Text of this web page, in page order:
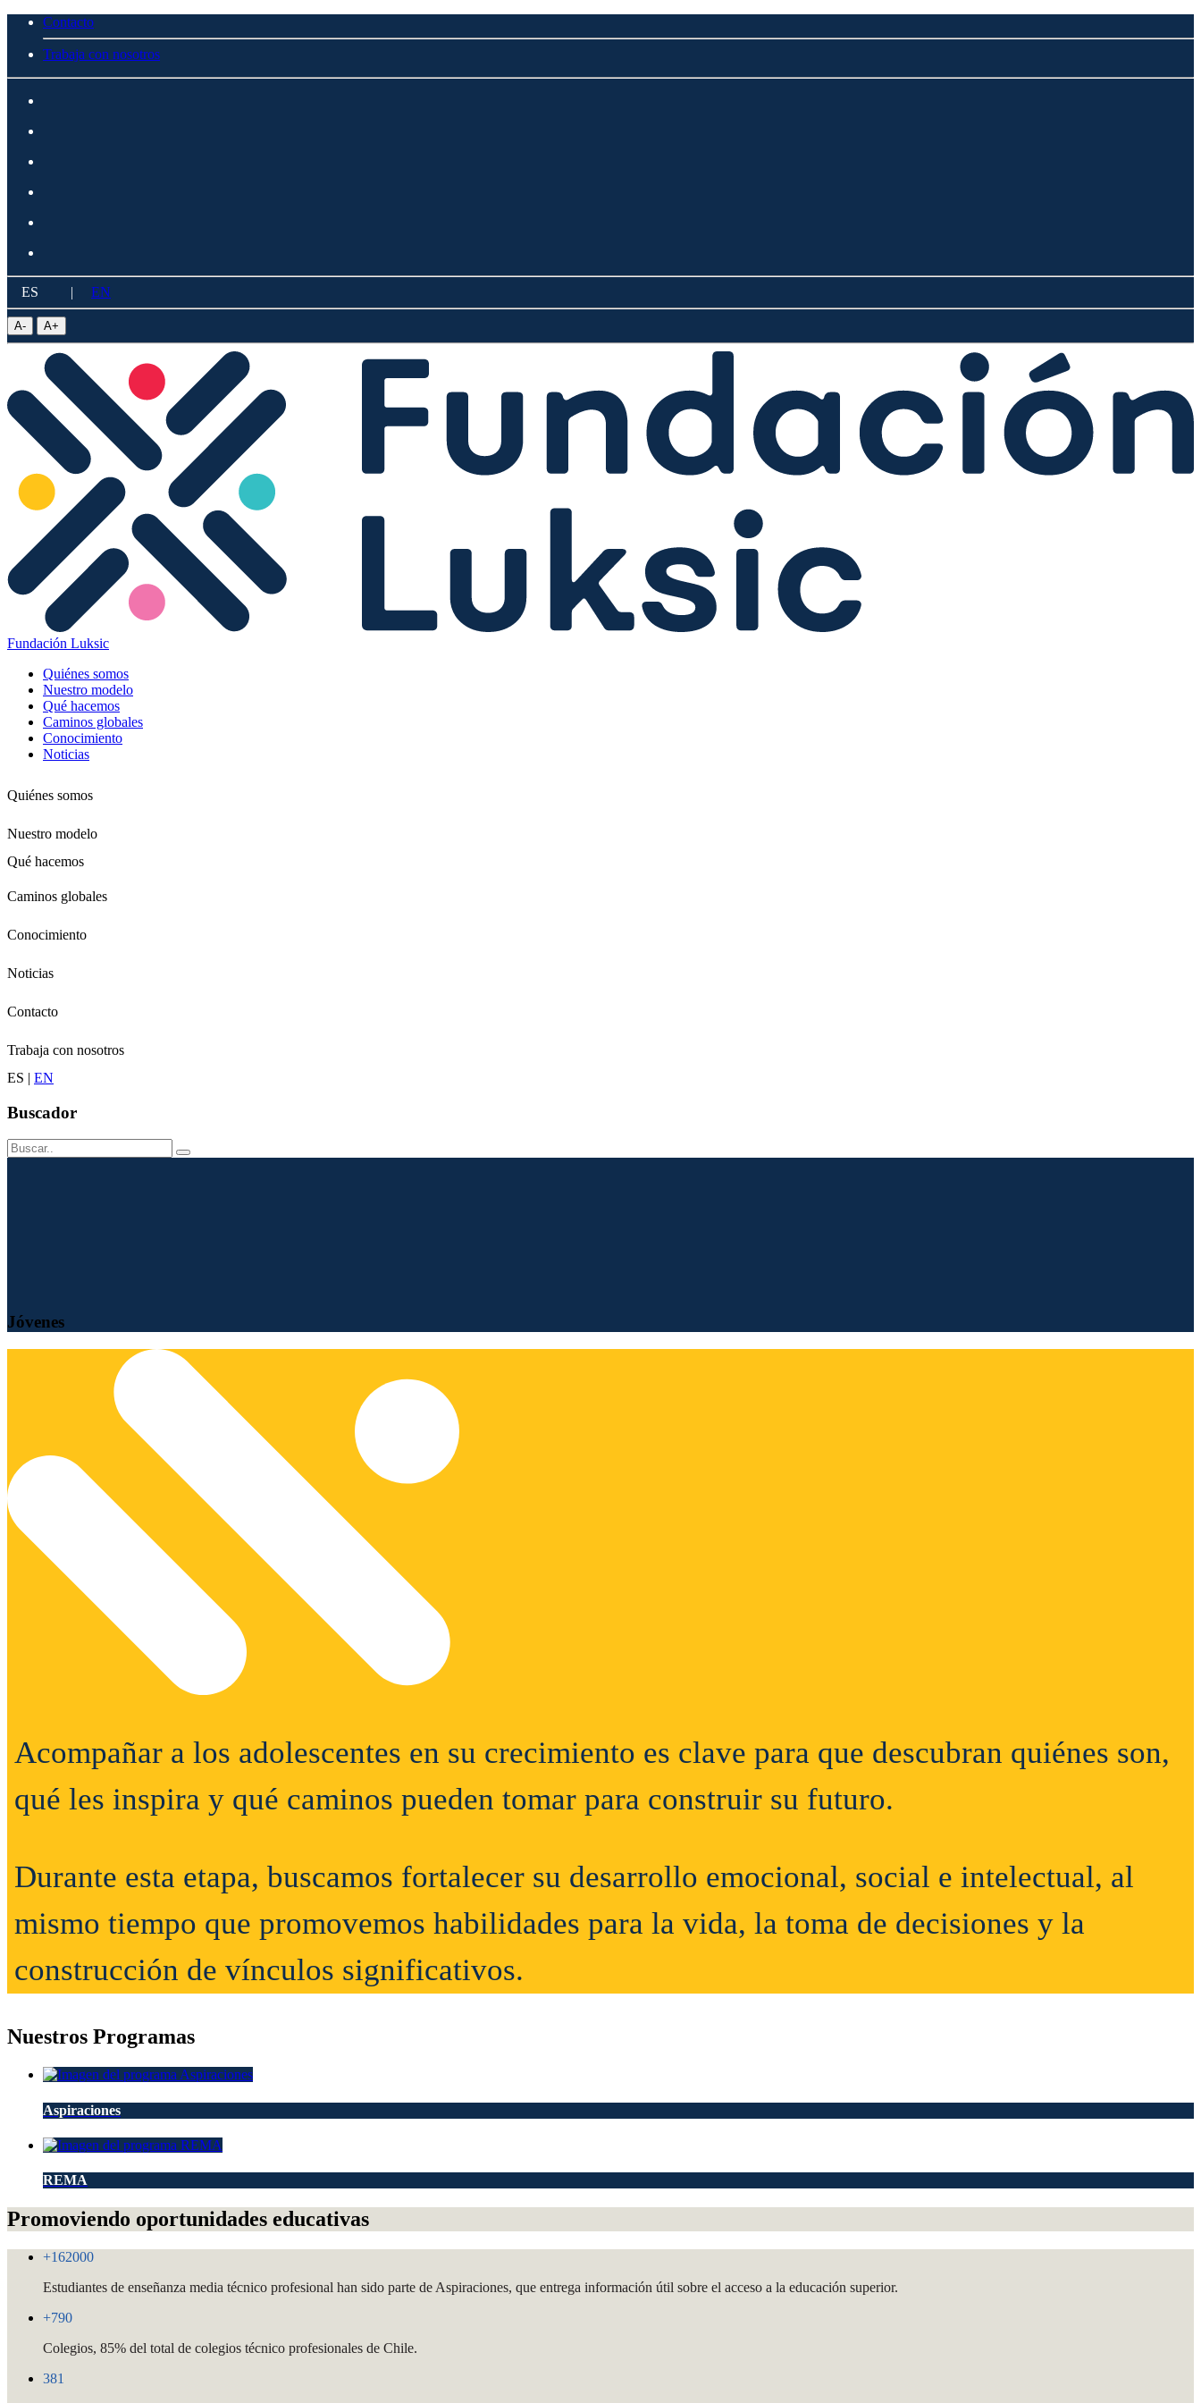
Contacto
Trabaja con nosotros
ES | EN
A- A+
Fundación Luksic
Quiénes somos
Nuestro modelo
Qué hacemos
Caminos globales
Conocimiento
Noticias
Quiénes somos
Nuestro modelo
Qué hacemos
Jóvenes
Caminos globales
Conocimiento
Noticias
Contacto
Trabaja con nosotros
ES | EN
Buscador
Jóvenes
Acompañar a los adolescentes en su crecimiento es clave para que descubran quiénes son,
qué les inspira y qué caminos pueden tomar para construir su futuro.
Durante esta etapa, buscamos fortalecer su desarrollo emocional, social e intelectual, al
mismo tiempo que promovemos habilidades para la vida, la toma de decisiones y la
construcción de vínculos significativos.
Nuestros Programas
Aspiraciones
REMA
Promoviendo oportunidades educativas
+162000
Estudiantes de enseñanza media técnico profesional han sido parte de Aspiraciones, que entrega información útil sobre el acceso a la educación superior.
+790
Colegios, 85% del total de colegios técnico profesionales de Chile.
381